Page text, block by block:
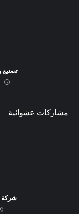
مشاركات عشوائية
شركة